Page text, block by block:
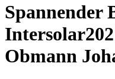
Spannender
Obmann